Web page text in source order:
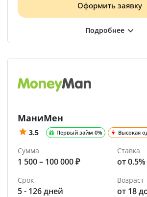
Оформить заявку
МаниМен
3.5 Первый займ 0% Высокая
Сумма
1 500 – 100 000 ₽
Ставка
от 0.5%
Срок
5 - 126 дней
Возраст
от 18